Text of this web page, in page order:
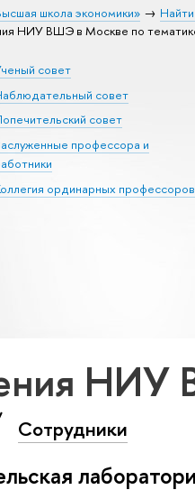
школа экономики»
НИУ ВШЭ в Москве по
совет
совет
совет
профессора и
ординарных профессоров
НИУ
Сотрудники